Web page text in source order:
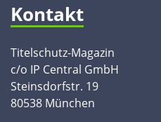
Kontakt
Titelschutz-Magazin
c/o IP Central GmbH
Steinsdorfstr. 19
80538 München